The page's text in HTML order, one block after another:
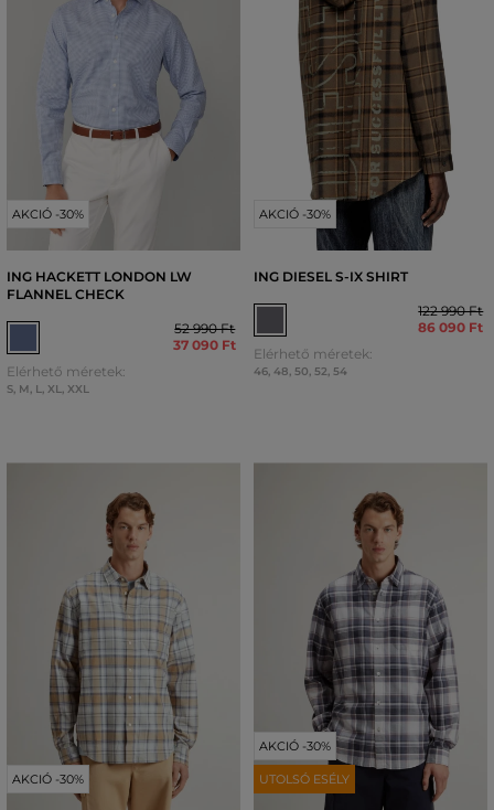
AKCIÓ -30%
ING HACKETT LONDON LW
FLANNEL CHECK
52 990 Ft
37 090 Ft
Elérhető méretek:
S, M, L, XL, XXL
AKCIÓ -30%
ING DIESEL S-IX SHIRT
122 990 Ft
86 090 Ft
Elérhető méretek:
46, 48, 50, 52, 54
AKCIÓ -30%
AKCIÓ -30%
UTOLSÓ ESÉLY